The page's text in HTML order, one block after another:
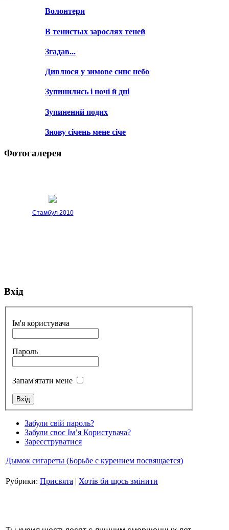
Волонтери
В тенистых зарослях теней
Згадав...
Дивлюся у зимове синє небо
Зупинились і ночі й дні
Зупинений подих
Знову січень мене січе
Фотогалерея
Стамбул 2010
Стамбул 2010
Вхід
Ім'я користувача
Пароль
Запам'ятати мене
Забули свій пароль?
Забули своє Ім’я Користувача?
Зареєструватися
Дымок сигареты (Борьбе с курением посвящается)
Рубрики: Присвята | Хотів би щось змінити